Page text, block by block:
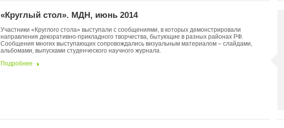
«Круглый стол». МДН, июнь 2014
Участники «Круглого стола» выступали с сообщениями, в которых демонстрировали
направления декоративно-прикладного творчества, бытующие в разных районах РФ.
Сообщения многих выступающих сопровождались визуальным материалом – слайдами,
альбомами, выпусками студенческого научного журнала.
Подробнее